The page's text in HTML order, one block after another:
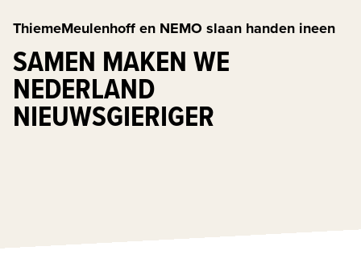
ThiemeMeulenhoff en NEMO slaan handen ineen
SAMEN MAKEN WE
NEDERLAND
NIEUWSGIERIGER